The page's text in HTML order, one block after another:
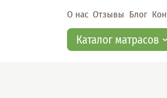
О нас Отзывы Блог
Каталог матрасов